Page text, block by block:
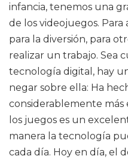
infancia, tenemos una
de los videojuegos.
para la diversión, para
realizar un trabajo. Sea
tecnología digital, hay
negar sobre ella: Ha
considerablemente
los juegos es un
manera la tecnología
cada día. Hoy en día, el